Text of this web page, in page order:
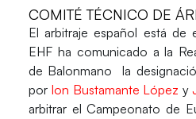
COMITÉ TÉCNICO DE
El arbitraje español está de
EHF ha comunicado a la
de Balonmano la
por Ion Bustamante López y
arbitrar el Campeonato de